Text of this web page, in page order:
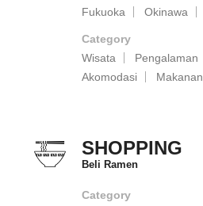
Fukuoka
Okinawa
Category
Wisata
Pengalaman
Akomodasi
Makanan
SHOPPING
Beli Ramen
Category